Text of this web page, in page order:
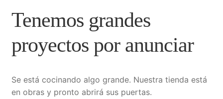
Finalizar compra
Mi cuenta
Sample Page
Tenemos grandes
proyectos por anunciar
Se está cocinando algo grande. Nuestra tienda está
en obras y pronto abrirá sus puertas.